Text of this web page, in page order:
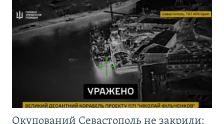
Окупований Севастополь не закрили: